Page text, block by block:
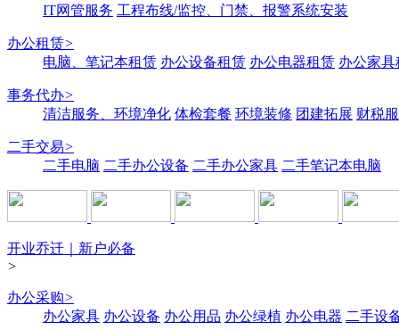
IT网管服务 工程布线/监控、门禁、报警系统安装
办公租赁>
电脑、笔记本租赁 办公设备租赁 办公电器租赁 办公家具
事务代办>
清洁服务、环境净化 体检套餐 环境装修 团建拓展 财税
二手交易>
二手电脑 二手办公设备 二手办公家具 二手笔记本电脑
开业乔迁｜新户必备
>
办公采购>
办公家具 办公设备 办公用品 办公绿植 办公电器 二手设